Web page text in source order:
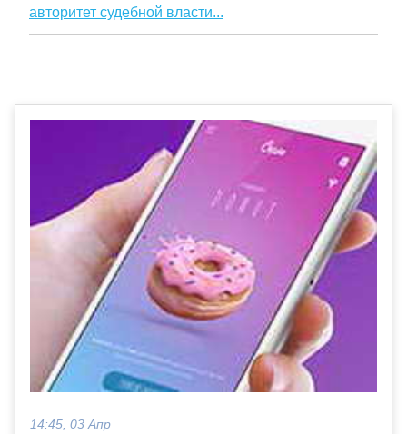
авторитет судебной власти...
14:45, 03 Апр